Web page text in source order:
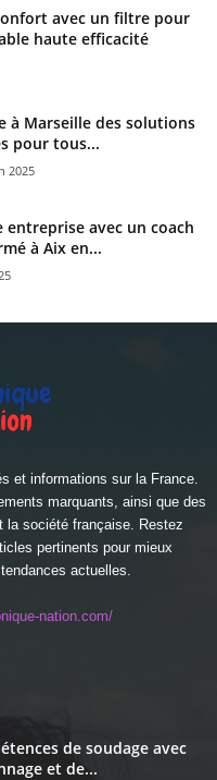
avec un filtre pour
haute efficacité
à Marseille des solutions
pour tous...
2025
avec un coach
à Aix en...
et informations sur la France.
marquants, ainsi que des
la société française. Restez
pertinents pour mieux
actuelles.
nation.com/
de soudage avec
et de...